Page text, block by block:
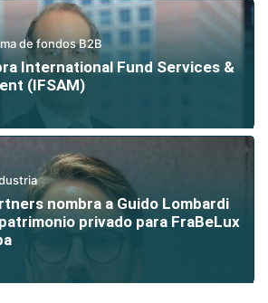
de fondos B2B
International Fund Services &
(IFSAM)
nombra a Guido Lombardi
privado para FraBeLux